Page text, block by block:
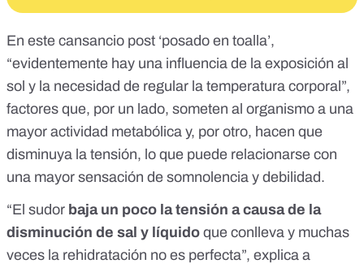
En este cansancio post ‘posado en toalla’,
“evidentemente hay una influencia de la exposición al
sol y la necesidad de regular la temperatura corporal”,
factores que, por un lado, someten al organismo a una
mayor actividad metabólica y, por otro, hacen que
disminuya la tensión, lo que puede relacionarse con
una mayor sensación de somnolencia y debilidad.
“El sudor baja un poco la tensión a causa de la
disminución de sal y líquido que conlleva y muchas
veces la rehidratación no es perfecta”, explica a